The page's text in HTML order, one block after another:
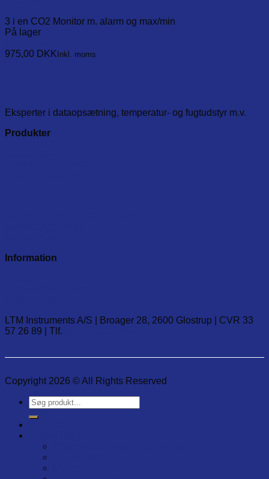
3 i en CO2 Monitor m. alarm og max/min
På lager
975,00 DKK Inkl. moms
Eksperter i dataopsætning, temperatur- og fugtudstyr m.v.
Produkter
Information
LTM Instruments A/S | Broager 28, 2600 Glostrup | CVR 33
57 26 89 | Tlf.
Copyright 2026 © All Rights Reserved
Søg
efter: